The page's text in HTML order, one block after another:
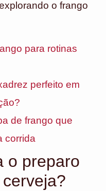
o frango
para rotinas
perfeito em
de frango que
corrida
o preparo